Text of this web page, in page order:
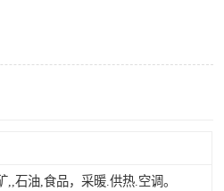
,,石油,食品，采暖.供热.空调。